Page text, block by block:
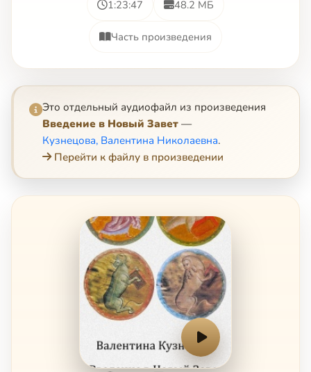
1:23:47 48.2 МБ
Часть произведения
Это отдельный аудиофайл из произведения
Введение в Новый Завет —
Кузнецова, Валентина Николаевна.
Перейти к файлу в произведении